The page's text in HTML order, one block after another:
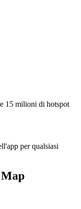
15 milioni di hotspot
per qualsiasi